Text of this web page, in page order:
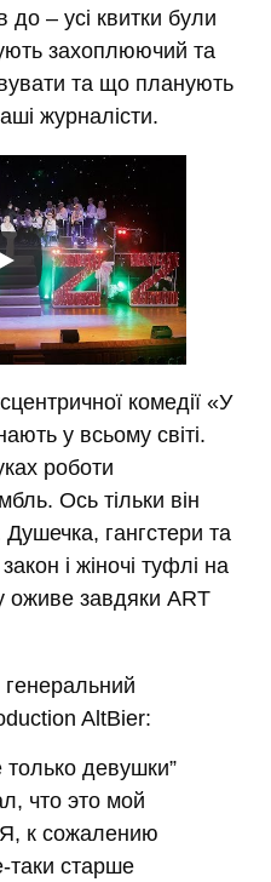
до – усі квитки були
захоплюючий та
та що планують
журналісти.
комедії «У
у всьому світі.
роботи
Ось тільки він
гангстери та
і жіночі туфлі на
оживе завдяки ART
генеральний
AltBier:
девушки”
что это мой
к сожалению
таки старше